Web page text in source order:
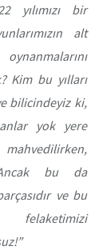
yılımızı bir
alt
Kim bu yılları
bilicindeyiz ki,
yok yere
Ancak bu da
ve bu